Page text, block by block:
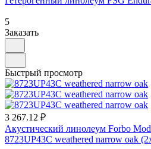
5
Заказать
Быстрый просмотр
3 267.12 ₽
Акустический линолеум Forbo
8723UP43C weathered narrow oak